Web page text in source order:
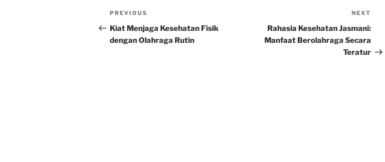
Post
navigation
Previous
Post
PREVIOUS
Kiat Menjaga Kesehatan Fisik
dengan Olahraga Rutin
Post
NEXT
Rahasia Kesehatan Jasmani:
Manfaat Berolahraga Secara
Teratur